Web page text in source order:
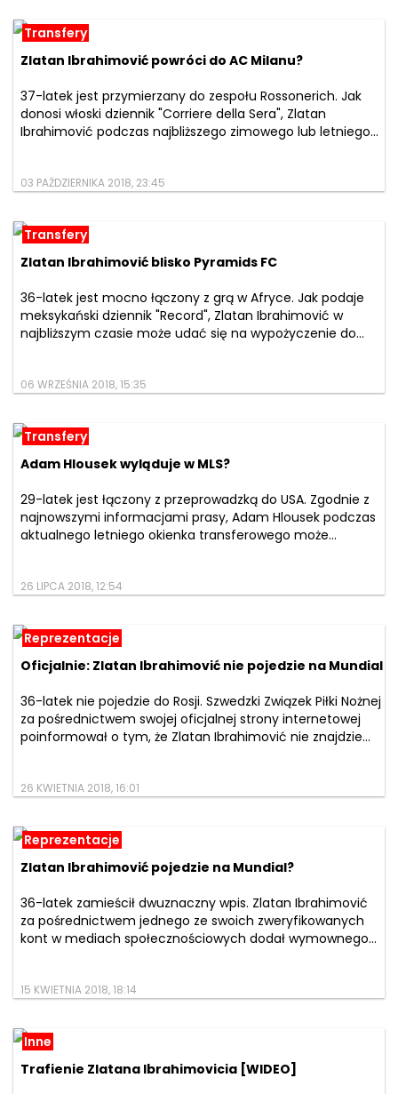
Transfery
Zlatan Ibrahimović powróci do AC Milanu?
37-latek jest przymierzany do zespołu Rossonerich. Jak
donosi włoski dziennik "Corriere della Sera", Zlatan
Ibrahimović podczas najbliższego zimowego lub letniego...
03 PAŹDZIERNIKA 2018, 23:45
Transfery
Zlatan Ibrahimović blisko Pyramids FC
36-latek jest mocno łączony z grą w Afryce. Jak podaje
meksykański dziennik "Record", Zlatan Ibrahimović w
najbliższym czasie może udać się na wypożyczenie do...
06 WRZEŚNIA 2018, 15:35
Transfery
Adam Hlousek wyląduje w MLS?
29-latek jest łączony z przeprowadzką do USA. Zgodnie z
najnowszymi informacjami prasy, Adam Hlousek podczas
aktualnego letniego okienka transferowego może...
26 LIPCA 2018, 12:54
Reprezentacje
Oficjalnie: Zlatan Ibrahimović nie pojedzie na Mundial
36-latek nie pojedzie do Rosji. Szwedzki Związek Piłki Nożnej
za pośrednictwem swojej oficjalnej strony internetowej
poinformował o tym, że Zlatan Ibrahimović nie znajdzie...
26 KWIETNIA 2018, 16:01
Reprezentacje
Zlatan Ibrahimović pojedzie na Mundial?
36-latek zamieścił dwuznaczny wpis. Zlatan Ibrahimović
za pośrednictwem jednego ze swoich zweryfikowanych
kont w mediach społecznościowych dodał wymownego...
15 KWIETNIA 2018, 18:14
Inne
Trafienie Zlatana Ibrahimovicia [WIDEO]